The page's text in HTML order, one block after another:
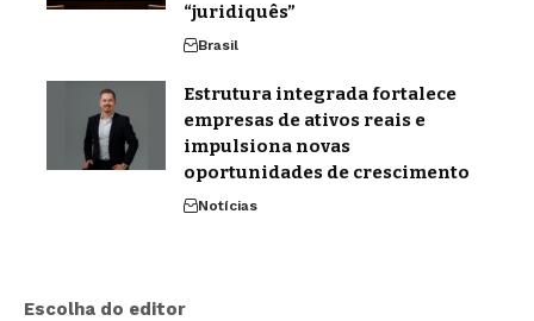
“juridiquês”
Brasil
Estrutura integrada fortalece
empresas de ativos reais e
impulsiona novas
oportunidades de crescimento
Notícias
Escolha do editor